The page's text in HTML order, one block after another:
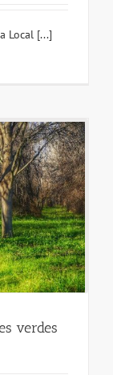
Local [...]
verdes